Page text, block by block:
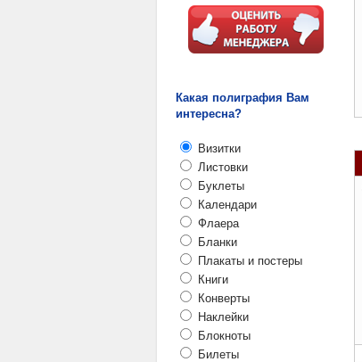
Какая полиграфия Вам
интересна?
Визитки
Листовки
Буклеты
Календари
Флаера
Бланки
Плакаты и постеры
Книги
Конверты
Наклейки
Блокноты
Билеты